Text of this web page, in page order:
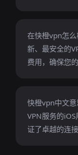
在快橙vpn怎
新、最安全的
费用，确保您
快橙vpn中文
VPN服务的
证了卓越的连